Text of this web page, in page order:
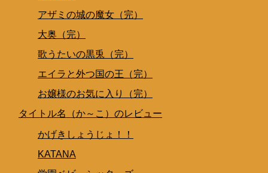
アザミの城の魔女（完）
大奥（完）
歌うたいの黒兎（完）
エイラと外つ国の王（完）
お嬢様のお気に入り（完）
タイトル名（か～こ）のレビュー
かげきしょうじょ！！
KATANA